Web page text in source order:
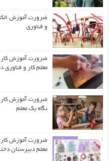
ضرورت آموزش
و فناوری
ضرورت آموزش کار
معلم کار و فناوری
ضرورت آموزش کار
نگاه یک معلم
ضرورت آموزش کار
معلم دبیرستان